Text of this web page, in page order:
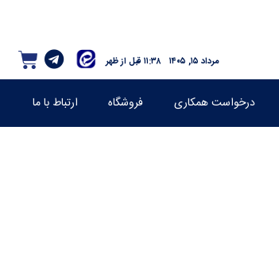
۱۱:۳۸ قبل از ظهر مرداد ۱۵, ۱۴۰۵
درخواست همکاری فروشگاه ارتباط با ما